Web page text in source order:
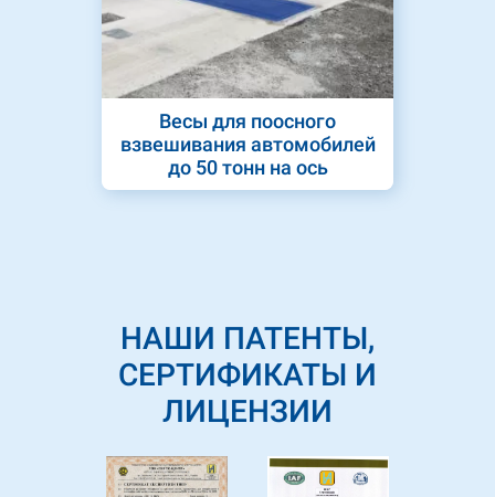
Весы для поосного
взвешивания автомобилей
до 50 тонн на ось
НАШИ ПАТЕНТЫ,
СЕРТИФИКАТЫ И
ЛИЦЕНЗИИ